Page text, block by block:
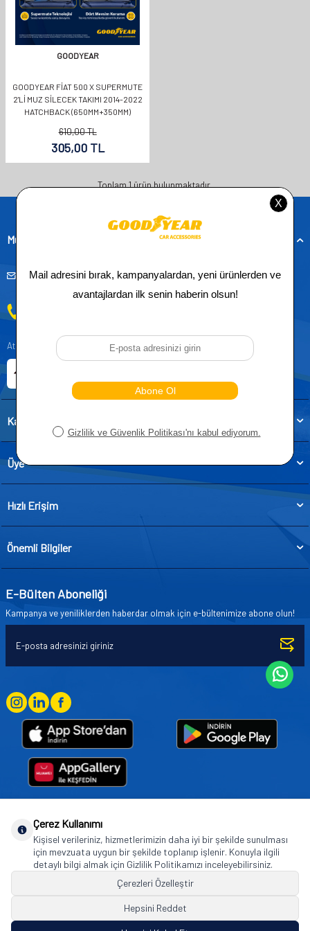
GOODYEAR
GOODYEAR FIAT 500 X SUPERMUTE
2'LI MUZ SILECEK TAKIMI 2014-2022
HATCHBACK (650MM+350MM)
610,00TL
305,00TL
Toplam1ürün bulunmaktadır.
Müşteri Hizmetleri
musteridestek@goodyearotoaksesuar.com.tr
Atatürk, Kıraç Mevkii, Orhan Veli Cd. D:No:19, 34522 Esenyurt/İstanbul
Kategoriler
Üye
Hızlı Erişim
Önemli Bilgiler
E-Bülten Aboneliği
Kampanya ve yeniliklerden haberdar olmak için e-bültenimize abone olun!
Goodyear (and Winged Foot Design) are trademarks of or licensed to The Goodyear
Tire & Rubber Company used under license by Basbug Group Company,
Istanbul/Türkiye. © 2026 The Goodyear Tire & Rubber Company.
Çerez Kullanımı
Kişisel verileriniz, hizmetlerimizin daha iyi bir şekilde sunulması
için mevzuata uygun bir şekilde toplanıp işlenir. Konuyla ilgili
detaylı bilgi almak için Gizlilik Politikamızı inceleyebilirsiniz.
Çerezleri Özelleştir
Hepsini Reddet